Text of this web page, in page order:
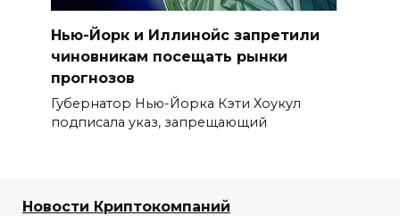
Нью-Йорк и Иллинойс запретили
чиновникам посещать рынки
прогнозов
Губернатор Нью-Йорка Кэти Хоукул
подписала указ, запрещающий
Новости Криптокомпаний